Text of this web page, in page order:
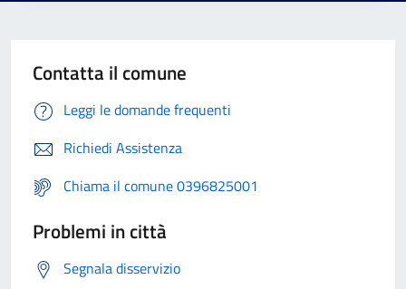
Contatta il comune
Leggi le domande frequenti
Richiedi Assistenza
Chiama il comune 0396825001
Problemi in città
Segnala disservizio